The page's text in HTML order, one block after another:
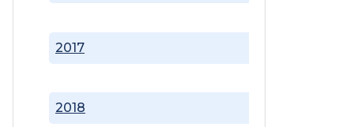
2017
2018